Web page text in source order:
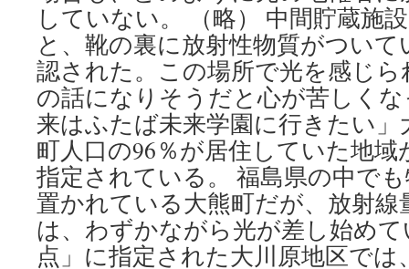
していない。 （略） 中間貯蔵施
と、靴の裏に放射性物質がつい
認された。この場所で光を感じ
の話になりそうだと心が苦しく
来はふたば未来学園に行きたい
町人口の96％が居住していた地
指定されている。 福島県の中で
置かれている大熊町だが、放射
は、わずかながら光が差し始め
点」に指定された大川原地区で